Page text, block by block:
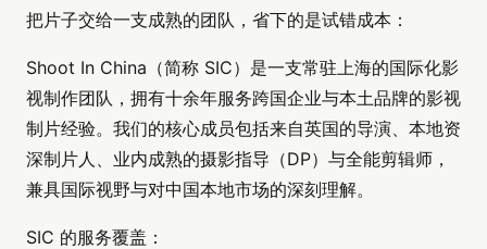
把片子交给一支成熟的团队，省下的是试错成本：
Shoot In China（简称 SIC）是一支常驻上海的国际化影
视制作团队，拥有十余年服务跨国企业与本土品牌的影视
制片经验。我们的核心成员包括来自英国的导演、本地资
深制片人、业内成熟的摄影指导（DP）与全能剪辑师，
兼具国际视野与对中国本地市场的深刻理解。
SIC 的服务覆盖：